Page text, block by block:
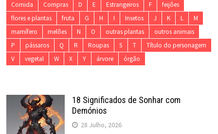
Comida
Compras D E Estrangeiros F
feijões
flores e plantas
fruta G H I Insetos J K L
M
mamífero
melões N O outras plantas
outros animais
P
pássaros Q R Roupas S T
Título do personagem
V
vegetal W X Y árvore órgão
18 Significados de Sonhar com
Demónios
28 Julho, 2026